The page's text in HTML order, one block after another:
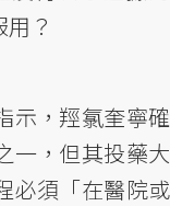
？
示，羥氯奎寧確
一，但其投藥大
必須「在醫院或